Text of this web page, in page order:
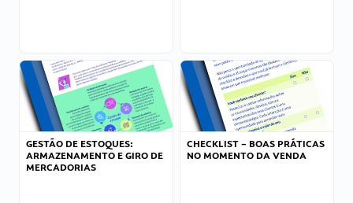
GESTÃO DE ESTOQUES:
ARMAZENAMENTO E GIRO DE
MERCADORIAS
CHECKLIST – BOAS PRÁTICAS
NO MOMENTO DA VENDA